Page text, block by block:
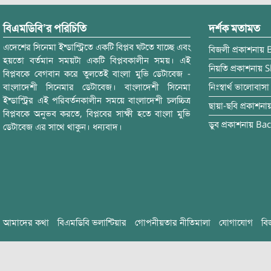
বিএমডিবি’র পরিচিতি
এদেশের সিনেমা ইন্ডাস্ট্রিতে একটি বিপ্লব ঘটতে যাচ্ছে এবং
হয়তো বর্তমান সময়টা একটি বিপ্লবকালীন সময়। এই
বিপ্লবকে বেগবান করে তুলতেই বাংলা মুভি ডেটাবেজ -
বাংলাদেশী সিনেমার ডেটাবেজ। বাংলাদেশী সিনেমা
ইন্ডাস্ট্রির এই পরিবর্তনকালীন সময়ে বাংলাদেশী চলচ্চিত্র
বিপ্লবকে অনুভব করতে, বিপ্লবের সাক্ষী হতে বাংলা মুভি
ডেটাবেজ এর সাথে থাকুন। ধন্যবাদ।
দর্শক মতামত
বিজলী প্রকাশনায়
নিয়তি প্রকাশনায়
নিঃস্বার্থ ভালোবাসা
ছায়া-ছবি
ডুব প্রকাশনায়
আমাদের কথা বিএমডিবি ভলান্টিয়ার গোপনীয়তার নীতিমালা যোগাযোগ